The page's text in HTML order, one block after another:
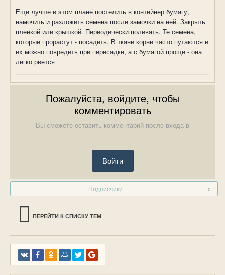
Еще лучше в этом плане постелить в контейнер бумагу,
намочить и разложить семена после замочки на ней. Закрыть
пленкой или крышкой. Периодически поливать. Те семена,
которые прорастут - посадить. В ткани корни часто путаются и
их можно повредить при пересадке, а с бумагой проще - она
легко рвется
Пожалуйста, войдите, чтобы
комментировать
Вы сможете оставить комментарий после входа в
Войти
Подписчики 0
ПЕРЕЙТИ К СПИСКУ ТЕМ